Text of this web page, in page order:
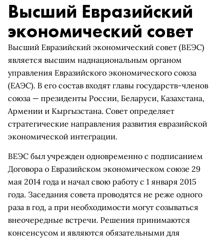
Высший Евразийский
экономический совет
Высший Евразийский экономический совет (ВЕЭС)
является высшим наднациональным органом
управления Евразийского экономического союза
(ЕАЭС). В его состав входят главы государств-членов
союза — президенты России, Беларуси, Казахстана,
Армении и Кыргызстана. Совет определяет
стратегические направления развития евразийской
экономической интеграции.
ВЕЭС был учрежден одновременно с подписанием
Договора о Евразийском экономическом союзе 29
мая 2014 года и начал свою работу с 1 января 2015
года. Заседания совета проводятся не реже одного
раза в год, а при необходимости могут созываться
внеочередные встречи. Решения принимаются
консенсусом и являются обязательными для